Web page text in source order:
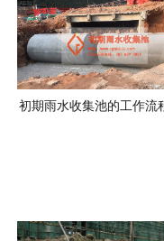
初期雨水收集池的工作流